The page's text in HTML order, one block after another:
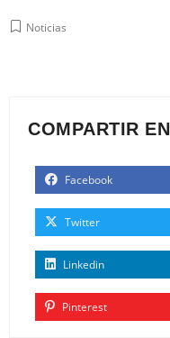
Noticias
COMPARTIR EN
Facebook
Twitter
Linkedin
Pinterest